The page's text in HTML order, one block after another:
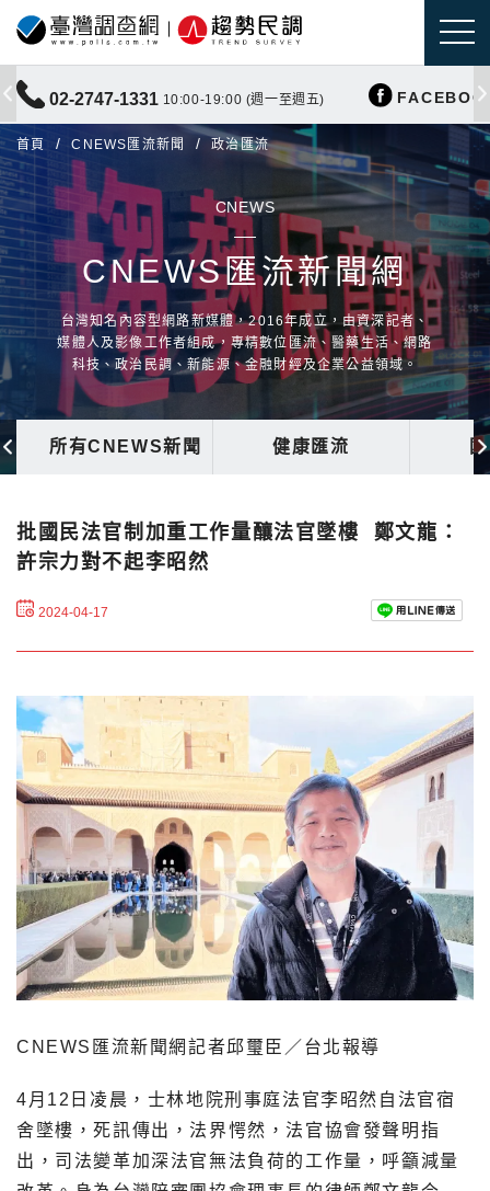
02-2747-1331 10:00-19:00 (週一至週五)
首頁 CNEWS匯流新聞 政治匯流
CNEWS
CNEWS匯流新聞網
台灣知名內容型網路新媒體，2016年成立，由資深記者、
媒體人及影像工作者組成，專精數位匯流、醫藥生活、網路
科技、政治民調、新能源、金融財經及企業公益領域。
所有CNEWS新聞 健康匯流
批國民法官制加重工作量釀法官墜樓 鄭文龍：
許宗力對不起李昭然
2024-04-17
CNEWS匯流新聞網記者邱璽臣／台北報導
4月12日凌晨，士林地院刑事庭法官李昭然自法官宿
舍墜樓，死訊傳出，法界愕然，法官協會發聲明指
出，司法變革加深法官無法負荷的工作量，呼籲減量